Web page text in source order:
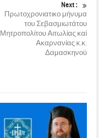
Next :
Πρωτοχρονιατικο μήνυμα
του Σεβασμιωτάτου
Μητροπολίτου Αιτωλίας καί
Ακαρνανίας κ.κ.
Δαμασκηνού